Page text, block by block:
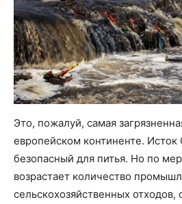
Это, пожалуй, самая
европейском континенте.
безопасный для питья. Но по
возрастает количество
сельскохозяйственных